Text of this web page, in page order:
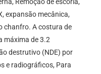
expansão mecânica,
chanfro. A costura de
máxima de 3.2
destrutivo (NDE) por
e radiográficos, Para